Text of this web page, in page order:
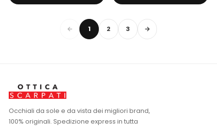
← 1 2 3 →
Occhiali da sole e da vista dei migliori brand,
100% originali. Spedizione express in tutta